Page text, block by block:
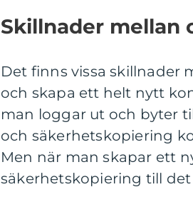
Skillnader mellan
Det finns vissa skillnader
och skapa ett helt nytt
man loggar ut och byter
och säkerhetskopiering
Men när man skapar ett
säkerhetskopiering till det